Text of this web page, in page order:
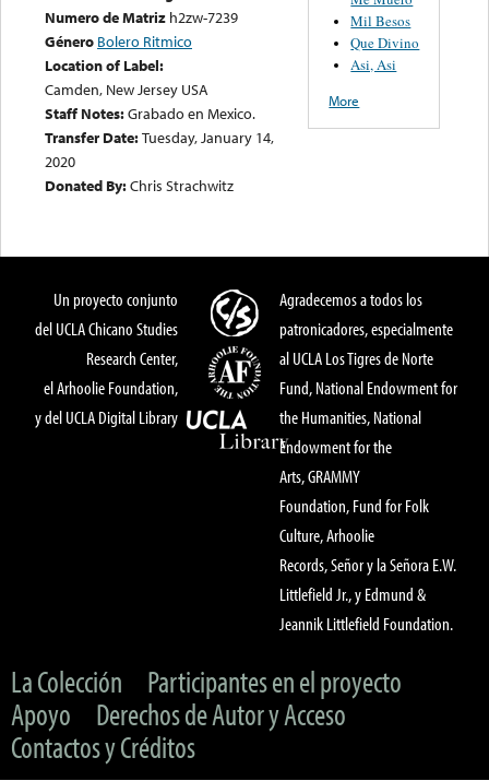
Numero de Matriz h2zw-7239
Género Bolero Ritmico
Location of Label:
Camden, New Jersey USA
Staff Notes:Grabado en Mexico.
Transfer Date:Tuesday, January 14,
2020
Donated By:Chris Strachwitz
Mil Besos
Que Divino
Asi, Asi
More
Un proyecto conjunto
del UCLA Chicano Studies
Research Center,
el Arhoolie Foundation,
y del UCLA Digital Library
Agradecemos a todos los
patronicadores, especialmente
al UCLA Los Tigres de Norte
Fund, National Endowment for
the Humanities, National
Endowment for the
Arts, GRAMMY
Foundation, Fund for Folk
Culture, Arhoolie
Records, Señor y la Señora E.W.
Littlefield Jr., y Edmund &
Jeannik Littlefield Foundation.
La Colección
Participantes en el proyecto
Apoyo
Derechos de Autor y Acceso
Contactos y Créditos